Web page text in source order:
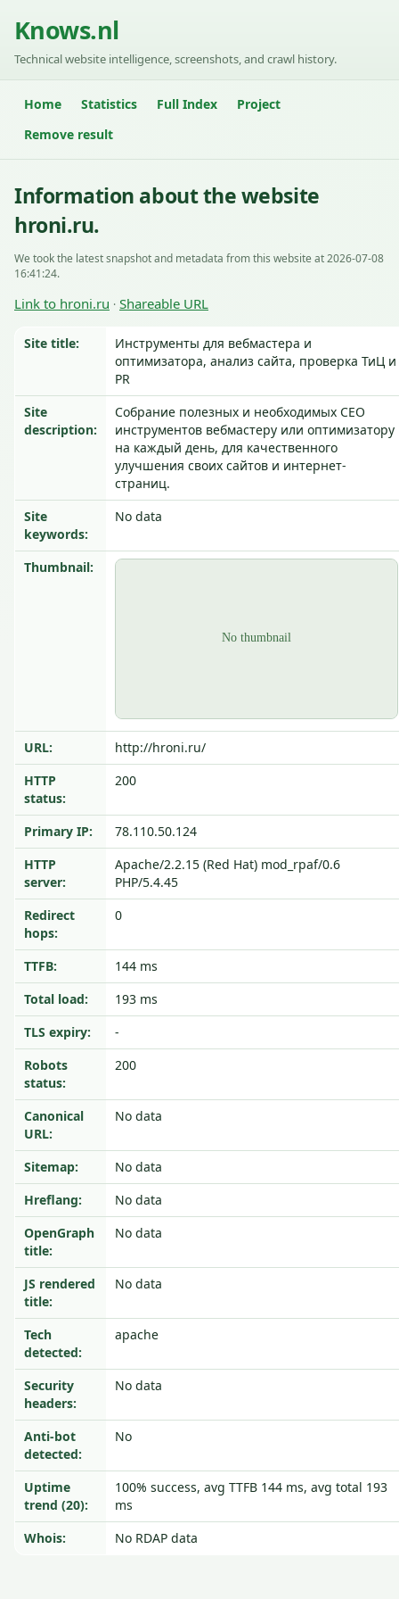
Knows.nl
Technical website intelligence, screenshots, and crawl history.
Home Statistics Full Index
Project
Remove result
Information about the website
hroni.ru.
We took the latest snapshot and metadata from this website at 2026-07-08
16:41:24.
Link to hroni.ru · Shareable URL
Site title:
Инструменты для вебмастера и
оптимизатора, анализ сайта, проверка ТиЦ и
PR
Site
description:
Собрание полезных и необходимых СЕО
инструментов вебмастеру или оптимизатору
на каждый день, для качественного
улучшения своих сайтов и интернет-
страниц.
Site
keywords:
No data
Thumbnail:
URL:
http://hroni.ru/
HTTP
status:
200
Primary IP:
78.110.50.124
HTTP
server:
Apache/2.2.15 (Red Hat) mod_rpaf/0.6
PHP/5.4.45
Redirect
hops:
0
TTFB:
144 ms
Total load:
193 ms
TLS expiry:
-
Robots
status:
200
Canonical
URL:
No data
Sitemap:
No data
Hreflang:
No data
OpenGraph
title:
No data
JS rendered
title:
No data
Tech
detected:
apache
Security
headers:
No data
Anti-bot
detected:
No
Uptime
trend (20):
100% success, avg TTFB 144 ms, avg total 193
ms
Whois:
No RDAP data